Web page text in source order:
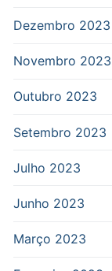
Dezembro 2023
Novembro 2023
Outubro 2023
Setembro 2023
Julho 2023
Junho 2023
Março 2023